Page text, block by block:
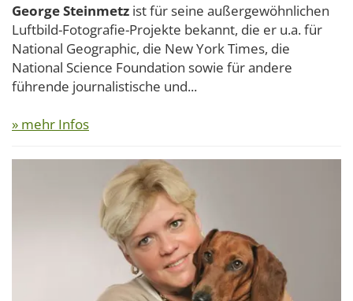
George Steinmetz ist für seine außergewöhnlichen
Luftbild-Fotografie-Projekte bekannt, die er u.a. für
National Geographic, die New York Times, die
National Science Foundation sowie für andere
führende journalistische und...
» mehr Infos